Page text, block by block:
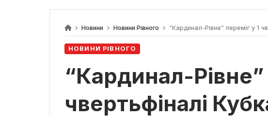
Новини Новини Рівного “Кардинал-Рівне” переміг у 1
НОВИНИ РІВНОГО
“Кардинал-Рівне”
чвертьфіналі